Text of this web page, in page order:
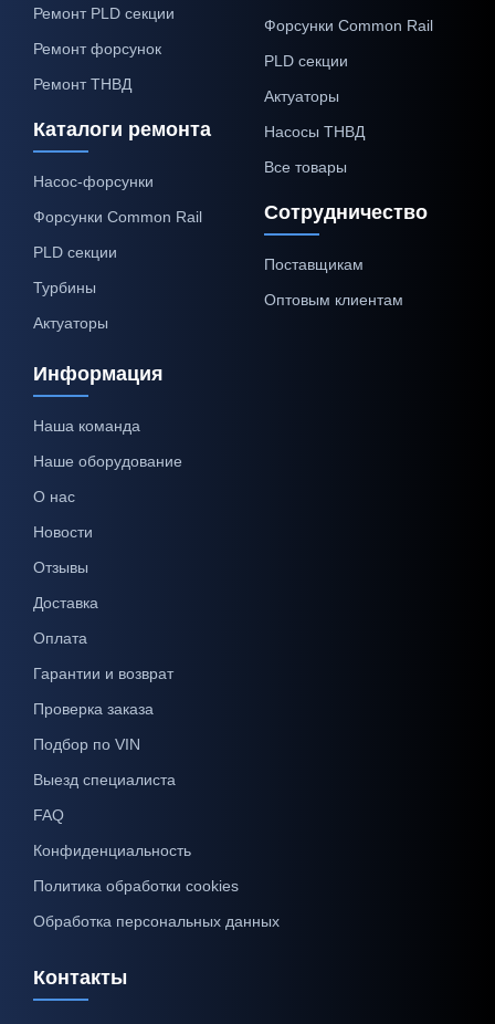
Ремонт PLD секции
Ремонт форсунок
Ремонт ТНВД
Каталоги ремонта
Насос-форсунки
Форсунки Common Rail
PLD секции
Турбины
Актуаторы
Форсунки Common Rail
PLD секции
Актуаторы
Насосы ТНВД
Все товары
Сотрудничество
Поставщикам
Оптовым клиентам
Информация
Наша команда
Наше оборудование
О нас
Новости
Отзывы
Доставка
Оплата
Гарантии и возврат
Проверка заказа
Подбор по VIN
Выезд специалиста
FAQ
Конфиденциальность
Политика обработки cookies
Обработка персональных данных
Контакты